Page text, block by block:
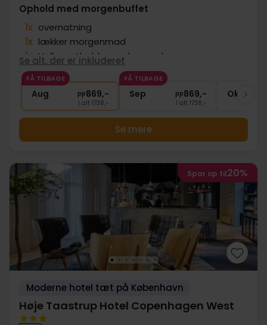
Ophold med morgenbuffet
1x overnatning
1x lækker morgenmad
1x Velkomstbobler m. dry snacks
∞ Sen check ud
∞ Gratis internet
Se alt, der er inkluderet
FÅ TILBAGE
Aug pp869,-
I alt 1738,-
FÅ TILBAGE
Sep pp869,-
I alt 1738,-
Okt
Se mere
Spar op til20%
Moderne hotel tæt på København
Høje Taastrup Hotel Copenhagen West